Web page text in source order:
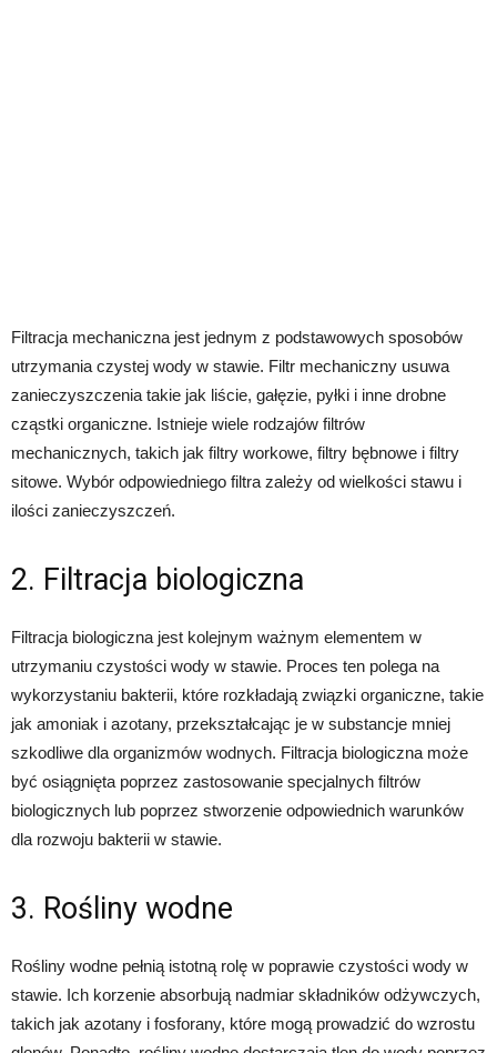
Filtracja mechaniczna jest jednym z podstawowych sposobów
utrzymania czystej wody w stawie. Filtr mechaniczny usuwa
zanieczyszczenia takie jak liście, gałęzie, pyłki i inne drobne
cząstki organiczne. Istnieje wiele rodzajów filtrów
mechanicznych, takich jak filtry workowe, filtry bębnowe i filtry
sitowe. Wybór odpowiedniego filtra zależy od wielkości stawu i
ilości zanieczyszczeń.
2. Filtracja biologiczna
Filtracja biologiczna jest kolejnym ważnym elementem w
utrzymaniu czystości wody w stawie. Proces ten polega na
wykorzystaniu bakterii, które rozkładają związki organiczne, takie
jak amoniak i azotany, przekształcając je w substancje mniej
szkodliwe dla organizmów wodnych. Filtracja biologiczna może
być osiągnięta poprzez zastosowanie specjalnych filtrów
biologicznych lub poprzez stworzenie odpowiednich warunków
dla rozwoju bakterii w stawie.
3. Rośliny wodne
Rośliny wodne pełnią istotną rolę w poprawie czystości wody w
stawie. Ich korzenie absorbują nadmiar składników odżywczych,
takich jak azotany i fosforany, które mogą prowadzić do wzrostu